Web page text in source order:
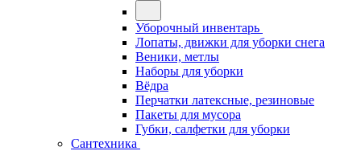
Уборочный инвентарь
Лопаты, движки для уборки снега
Веники, метлы
Наборы для уборки
Вёдра
Перчатки латексные, резиновые
Пакеты для мусора
Губки, салфетки для уборки
Сантехника